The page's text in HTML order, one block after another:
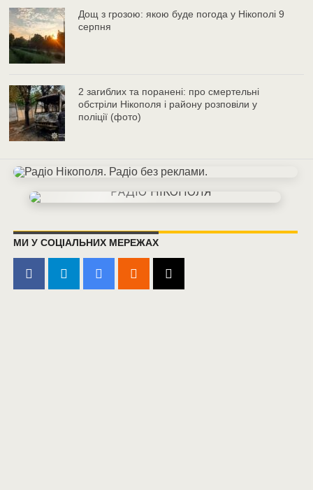
Дощ з грозою: якою буде погода у Нікополі 9
серпня
2 загиблих та поранені: про смертельні
обстріли Нікополя і району розповіли у
поліції (фото)
МИ У СОЦІАЛЬНИХ МЕРЕЖАХ